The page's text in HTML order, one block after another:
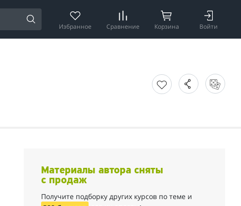
Избранное Сравнение Корзина Войти
Материалы автора сняты
с продаж
Получите подборку других курсов по теме и